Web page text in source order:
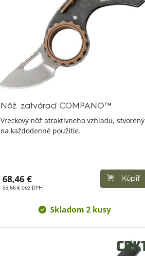
Nôž zatvárací COMPANO™
Vreckový nôž atraktívneho vzhľadu, stvorený
na každodenné použitie.
68,46 €
55,66 € bez DPH
Kúpiť
Skladom 2 kusy